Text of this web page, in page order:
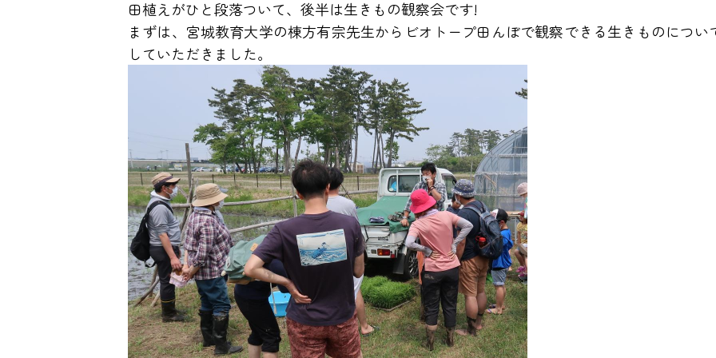
田植えがひと段落ついて、後半は生きもの観察会です!
まずは、宮城教育大学の棟方有宗先生からビオトープ田んぼで観察できる生きものについ
していただきました。